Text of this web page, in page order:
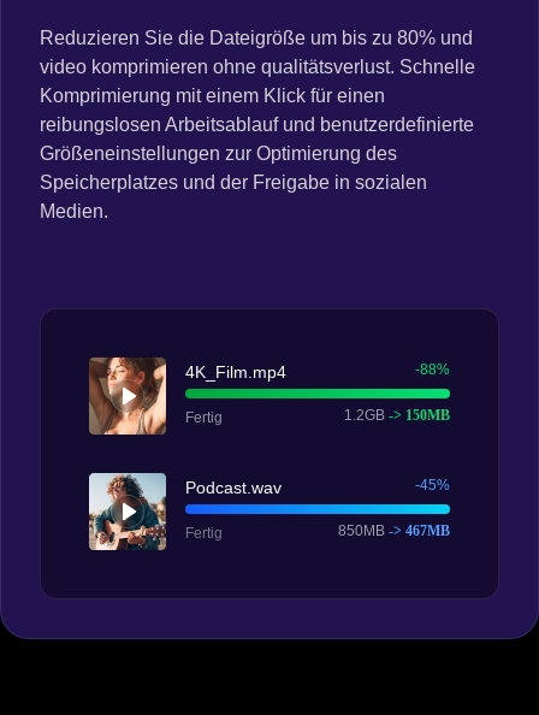
Reduzieren Sie die Dateigröße um bis zu 80% und
video komprimieren ohne qualitätsverlust. Schnelle
Komprimierung mit einem Klick für einen
reibungslosen Arbeitsablauf und benutzerdefinierte
Größeneinstellungen zur Optimierung des
Speicherplatzes und der Freigabe in sozialen
Medien.
4K_Film.mp4 -88%
Fertig 1.2GB -> 150MB
Podcast.wav -45%
Fertig 850MB -> 467MB